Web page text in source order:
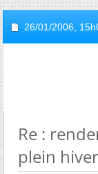
26/01/2006,
Re :
plein hiver